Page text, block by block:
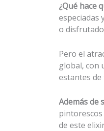
¿Qué hace
especiadas
o
Pero el
global, con
estantes de
Además de
de este